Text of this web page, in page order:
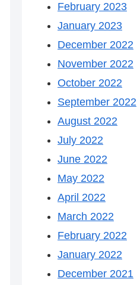
February 2023
January 2023
December 2022
November 2022
October 2022
September 2022
August 2022
July 2022
June 2022
May 2022
April 2022
March 2022
February 2022
January 2022
December 2021